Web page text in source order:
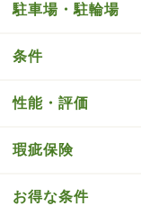
駐車場・駐輪場
条件
性能・評価
瑕疵保険
お得な条件